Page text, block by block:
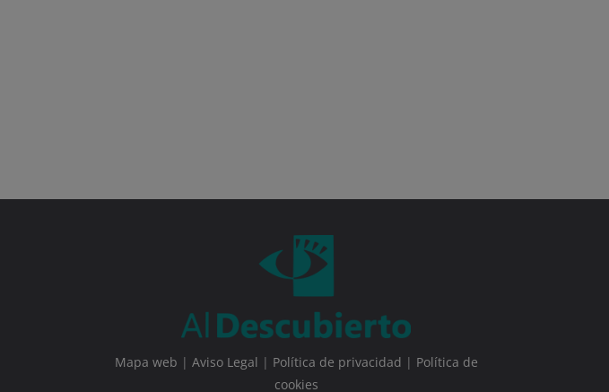
Mapa web | Aviso Legal | Política de privacidad | Política de
cookies